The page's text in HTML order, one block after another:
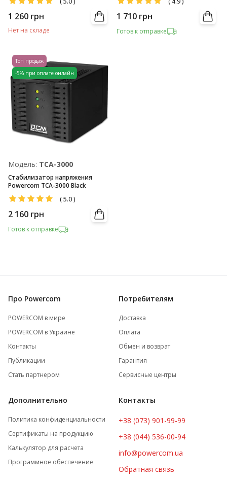
1 260 грн
Нет на складе
1 710 грн
Готов к отправке
Топ продаж
-5% при оплате онлайн
Модель: TCA-3000
Стабилизатор напряжения
Powercom TCA-3000 Black
(5.0)
2 160 грн
Готов к отправке
Про Powercom
POWERCOM в мире
POWERCOM в Украине
Контакты
Публикации
Стать партнером
Потребителям
Доставка
Оплата
Обмен и возврат
Гарантия
Сервисные центры
Дополнительно
Политика конфиденциальности
Сертификаты на продукцию
Калькулятор для расчета
Программное обеспечение
Контакты
+38 (073) 901-99-99
+38 (044) 536-00-94
info@powercom.ua
Обратная связь